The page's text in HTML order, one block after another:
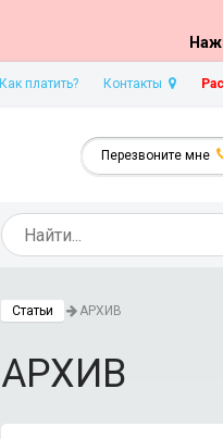
Как платить? Контакты
Перезвоните мне
Статьи АРХИВ
АРХИВ